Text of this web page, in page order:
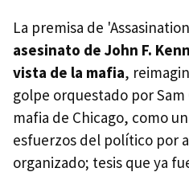
La premisa de
asesinato de John F.
vista de la mafia,
golpe orquestado por
mafia de Chicago, como
esfuerzos del político por
organizado; tesis que ya